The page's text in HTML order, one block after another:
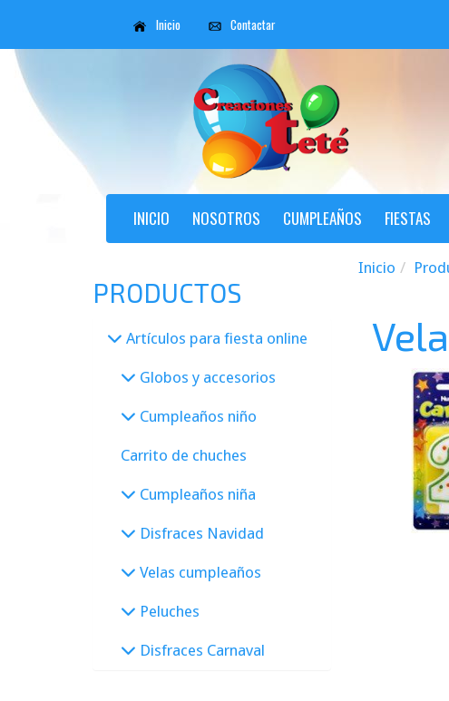
Inicio Contactar
INICIO NOSOTROS CUMPLEAÑOS FIESTAS
Inicio
PRODUCTOS
Artículos para fiesta online
Globos y accesorios
Cumpleaños niño
Carrito de chuches
Cumpleaños niña
Disfraces Navidad
Velas cumpleaños
Peluches
Disfraces Carnaval